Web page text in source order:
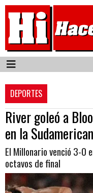
DEPORTES
River goleó a
en la
El Millonario venció 3-0
octavos de final